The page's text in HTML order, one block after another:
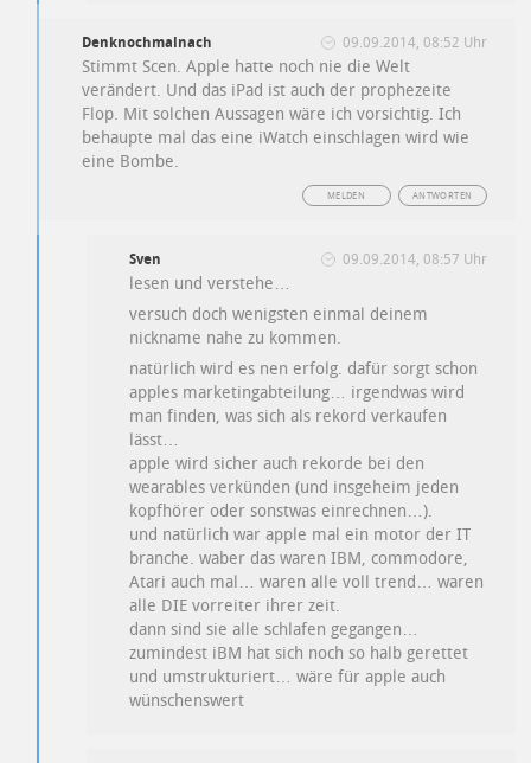
Denknochmalnach 09.09.2014, 08:52 Uhr
Stimmt Scen. Apple hatte noch nie die Welt
verändert. Und das iPad ist auch der prophezeite
Flop. Mit solchen Aussagen wäre ich vorsichtig. Ich
behaupte mal das eine iWatch einschlagen wird wie
eine Bombe.
ANTWORTEN
MELDEN
Sven 09.09.2014, 08:57 Uhr
lesen und verstehe…
versuch doch wenigsten einmal deinem
nickname nahe zu kommen.
natürlich wird es nen erfolg. dafür sorgt schon
apples marketingabteilung… irgendwas wird
man finden, was sich als rekord verkaufen
lässt…
apple wird sicher auch rekorde bei den
wearables verkünden (und insgeheim jeden
kopfhörer oder sonstwas einrechnen…).
und natürlich war apple mal ein motor der IT
branche. waber das waren IBM, commodore,
Atari auch mal… waren alle voll trend… waren
alle DIE vorreiter ihrer zeit.
dann sind sie alle schlafen gegangen…
zumindest iBM hat sich noch so halb gerettet
und umstrukturiert… wäre für apple auch
wünschenswert